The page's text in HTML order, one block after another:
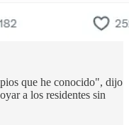
que he conocido", dijo
a los residentes sin